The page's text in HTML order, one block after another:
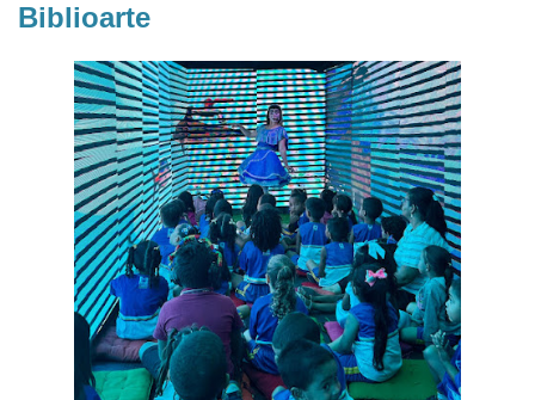
Biblioarte